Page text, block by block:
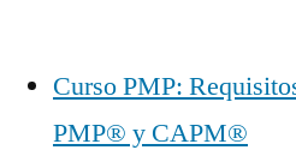
Curso PMP:
PMP® y CAPM®